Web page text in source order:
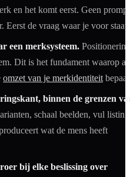
en het komt eerst. Geen
Eerst de vraag waar je voor staat.
een merksysteem.
Dit is het fundament waarop
omzet van je merkidentiteit
binnen de grenzen
schaal beelden, vul
wat de mens heeft
bij elke beslissing over